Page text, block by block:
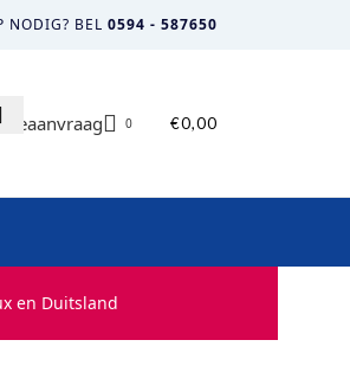
NODIG? BEL 0594 - 587650
0 €0,00
en Duitsland